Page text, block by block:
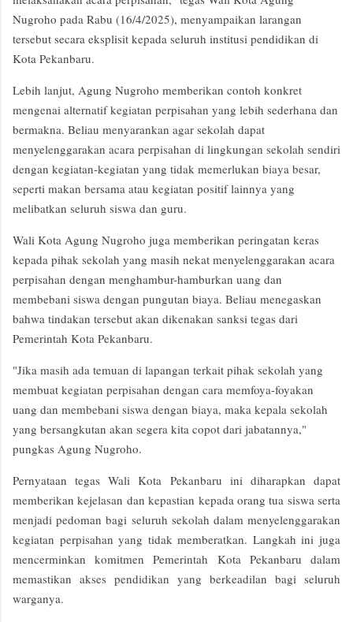
Nugroho pada Rabu (16/4/2025), menyampaikan larangan
tersebut secara eksplisit kepada seluruh institusi pendidikan di
Kota Pekanbaru.
Lebih lanjut, Agung Nugroho memberikan contoh konkret
mengenai alternatif kegiatan perpisahan yang lebih sederhana dan
bermakna. Beliau menyarankan agar sekolah dapat
menyelenggarakan acara perpisahan di lingkungan sekolah sendiri
dengan kegiatan-kegiatan yang tidak memerlukan biaya besar,
seperti makan bersama atau kegiatan positif lainnya yang
melibatkan seluruh siswa dan guru.
Wali Kota Agung Nugroho juga memberikan peringatan keras
kepada pihak sekolah yang masih nekat menyelenggarakan acara
perpisahan dengan menghambur-hamburkan uang dan
membebani siswa dengan pungutan biaya. Beliau menegaskan
bahwa tindakan tersebut akan dikenakan sanksi tegas dari
Pemerintah Kota Pekanbaru.
"Jika masih ada temuan di lapangan terkait pihak sekolah yang
membuat kegiatan perpisahan dengan cara memfoya-foyakan
uang dan membebani siswa dengan biaya, maka kepala sekolah
yang bersangkutan akan segera kita copot dari jabatannya,"
pungkas Agung Nugroho.
Pernyataan tegas Wali Kota Pekanbaru ini diharapkan dapat
memberikan kejelasan dan kepastian kepada orang tua siswa serta
menjadi pedoman bagi seluruh sekolah dalam menyelenggarakan
kegiatan perpisahan yang tidak memberatkan. Langkah ini juga
mencerminkan komitmen Pemerintah Kota Pekanbaru dalam
memastikan akses pendidikan yang berkeadilan bagi seluruh
warganya.